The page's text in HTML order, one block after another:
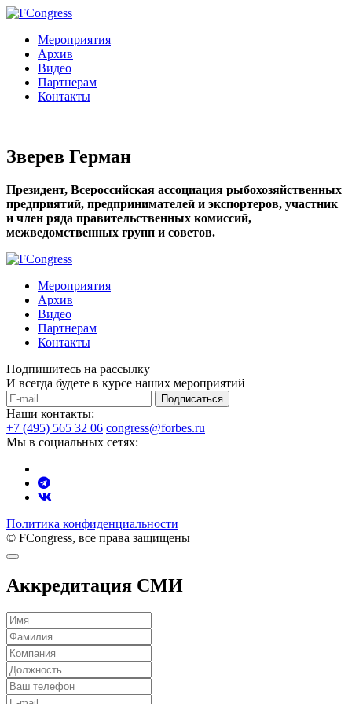
Мероприятия
Архив
Видео
Партнерам
Контакты
Зверев Герман
Президент, Всероссийская ассоциация рыбохозяйственных
предприятий, предпринимателей и экспортеров, участник
и член ряда правительственных комиссий,
межведомственных групп и советов.
Мероприятия
Архив
Видео
Партнерам
Контакты
Подпишитесь на рассылку
И всегда будете в курсе наших мероприятий
Подписаться
Наши контакты:
+7 (495) 565 32 06 congress@forbes.ru
Мы в социальных сетях:
Политика конфиденциальности
© FCongress, все права защищены
Аккредитация СМИ